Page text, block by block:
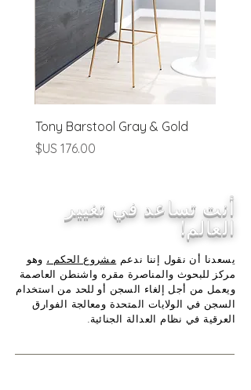
Tony Barstool Gray & Gold
السعر
أنت تساعد في تغيير
العالم!
يسعدنا أن نقول إننا ندعم مشروع الحكم ، وهو
مركز للبحوث والمناصرة مقره واشنطن العاصمة
ويعمل من أجل إلغاء السجن أو للحد من استخدام
السجن في الولايات المتحدة ومعالجة الفوارق
العرقية في نظام العدالة الجنائية.